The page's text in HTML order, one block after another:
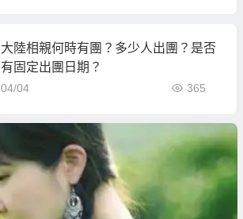
大陸相親何時有團？多少人出團？是否
有固定出團日期？
04/04 365